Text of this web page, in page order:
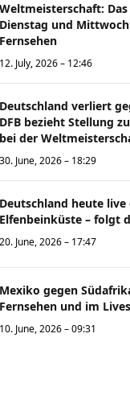
Weltmeisterschaft:
Dienstag und
Fernsehen
12. July, 2026 – 12:46
Deutschland verliert
DFB bezieht Stellung
bei der
30. June, 2026 – 18:29
Deutschland heute live
Elfenbeinküste – folgt
20. June, 2026 – 17:47
Mexiko gegen
Fernsehen und im
10. June, 2026 – 09:31